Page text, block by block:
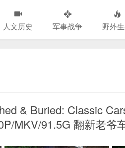
人文历史 军事战争 野外
& Buried: Classic
MKV/91.5G 翻新老爷